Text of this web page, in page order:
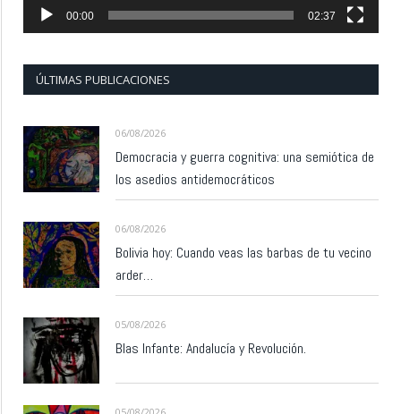
00:00 02:37
ÚLTIMAS PUBLICACIONES
06/08/2026
Democracia y guerra cognitiva: una semiótica de
los asedios antidemocráticos
06/08/2026
Bolivia hoy: Cuando veas las barbas de tu vecino
arder…
05/08/2026
Blas Infante: Andalucía y Revolución.